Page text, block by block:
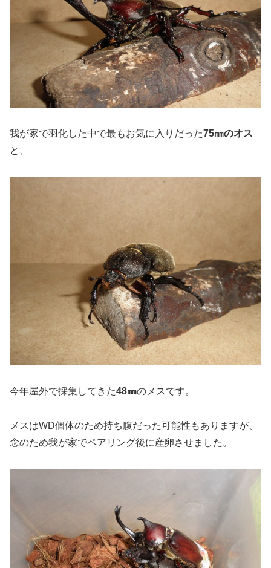
我が家で羽化した中で最もお気に入りだった75㎜のオス
と、
今年屋外で採集してきた48㎜のメスです。
メスはWD個体のため持ち腹だった可能性もありますが、
念のため我が家でペアリング後に産卵させました。